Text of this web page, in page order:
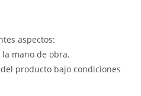
aspectos:
mano de obra.
producto bajo condiciones